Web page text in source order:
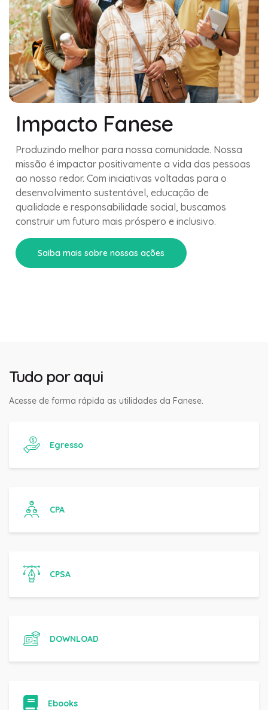
Impacto Fanese
Produzindo melhor para nossa comunidade. Nossa
missão é impactar positivamente a vida das pessoas
ao nosso redor. Com iniciativas voltadas para o
desenvolvimento sustentável, educação de
qualidade e responsabilidade social, buscamos
construir um futuro mais próspero e inclusivo.
Saiba mais sobre nossas ações
Tudo por aqui
Acesse de forma rápida as utilidades da Fanese.
Egresso
CPA
CPSA
DOWNLOAD
Ebooks